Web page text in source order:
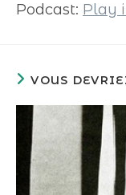
Podcast: Play
VOUS